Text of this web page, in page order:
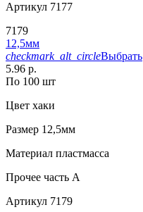
Артикул 7177
7179
12,5мм
checkmark_alt_circleВыбрать
5.96 р.
По 100 шт
Цвет хаки
Размер 12,5мм
Материал пластмасса
Прочее часть A
Артикул 7179